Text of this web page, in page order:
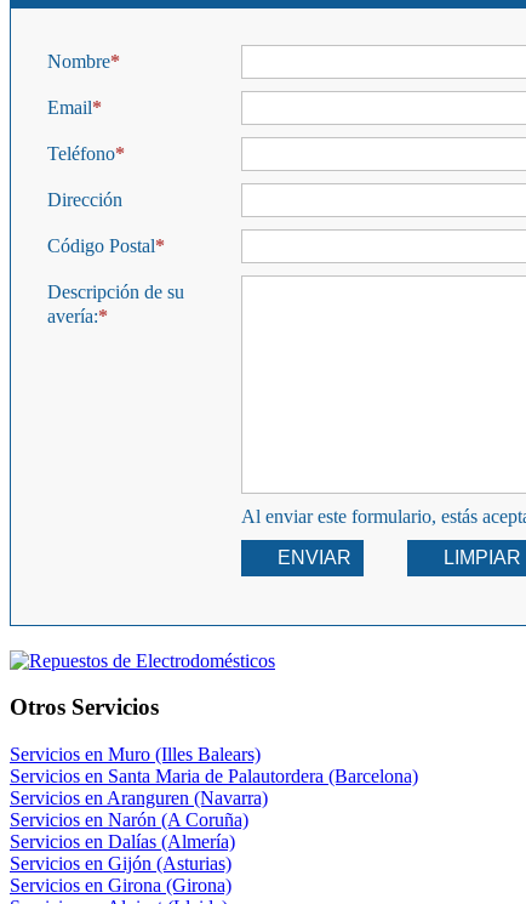
Nombre
Email
Teléfono
Dirección
Código Postal
Descripción de su
avería:
Al enviar este formulario, estás
ENVIAR
LIMPIAR
Otros Servicios
Servicios en Muro (Illes Balears)
Servicios en Santa Maria de Palautordera (Barcelona)
Servicios en Aranguren (Navarra)
Servicios en Narón (A Coruña)
Servicios en Dalías (Almería)
Servicios en Gijón (Asturias)
Servicios en Girona (Girona)